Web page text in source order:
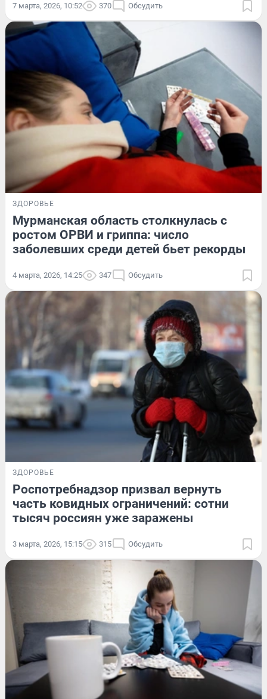
7 марта, 2026, 10:52 370 Обсудить
ЗДОРОВЬЕ
Мурманская область столкнулась с
ростом ОРВИ и гриппа: число
заболевших среди детей бьет рекорды
4 марта, 2026, 14:25 347 Обсудить
ЗДОРОВЬЕ
Роспотребнадзор призвал вернуть
часть ковидных ограничений: сотни
тысяч россиян уже заражены
3 марта, 2026, 15:15 315 Обсудить